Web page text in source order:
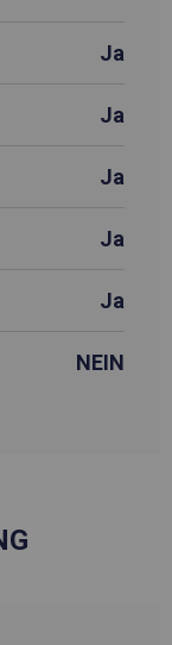
Ja
Ja
Ja
Ja
Ja
NEIN